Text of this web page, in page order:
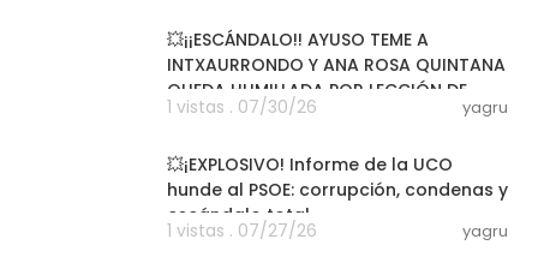
💥¡¡ESCÁNDALO!! AYUSO TEME A
INTXAURRONDO Y ANA ROSA QUINTANA
QUEDA HUMILLADA POR LECCIÓN DE
RTVE MAS
1 vistas . 07/30/26 yagru
💥¡EXPLOSIVO! Informe de la UCO
hunde al PSOE: corrupción, condenas y
escándalo total
1 vistas . 07/27/26 yagru